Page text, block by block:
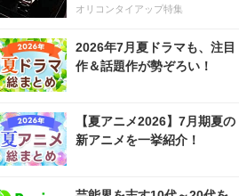
オリコンタイアップ特集
2026年7月夏ドラマも、注目
作＆話題作が勢ぞろい！
【夏アニメ2026】7月期夏の
新アニメを一挙紹介！